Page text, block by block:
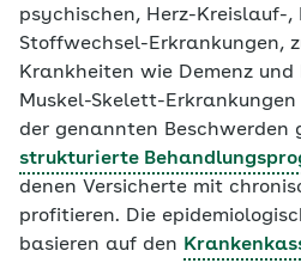
psychischen, Herz-Kreislauf-,
Stoffwechsel-Erkrankungen,
Krankheiten wie Demenz und
Muskel-Skelett-
der genannten Beschwerden
strukturierte
denen Versicherte mit
profitieren. Die
basieren auf den